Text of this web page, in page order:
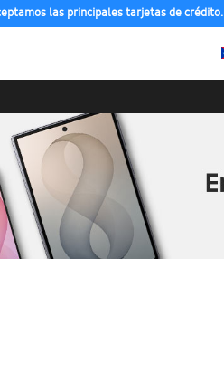
las principales tarjetas de crédito.